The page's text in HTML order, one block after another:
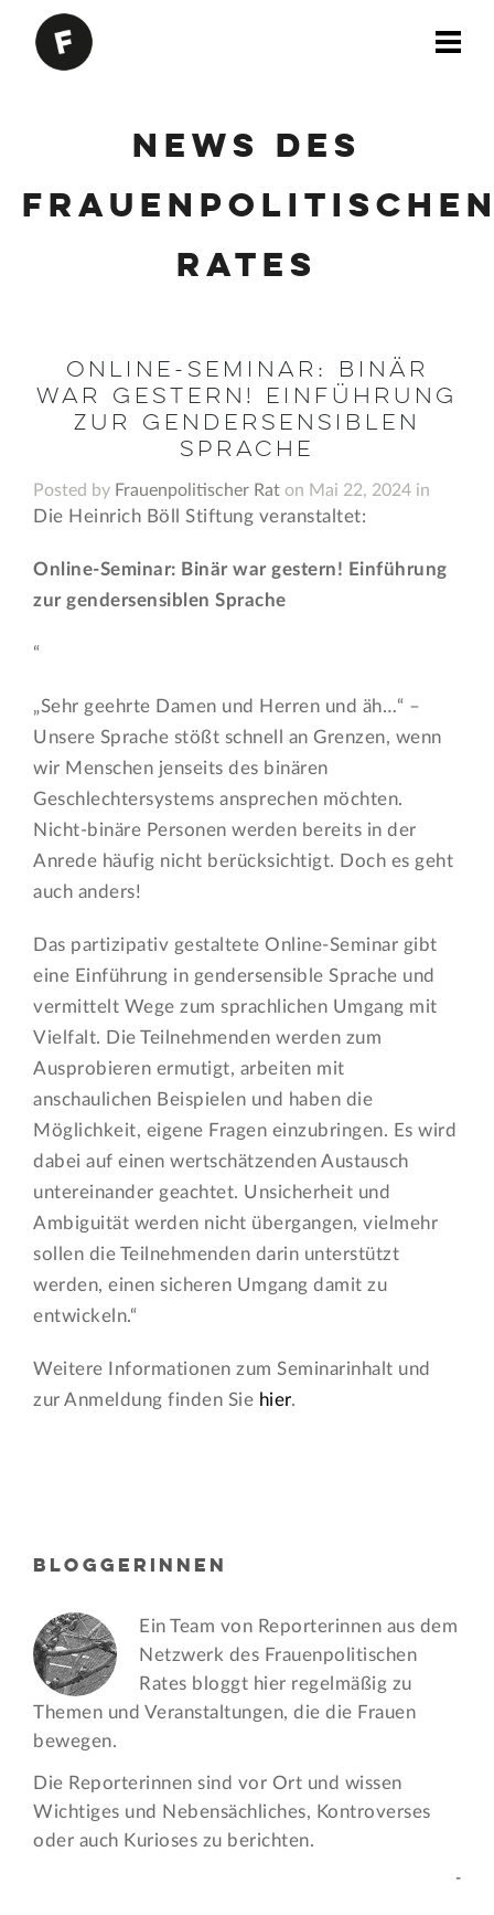
News des
Rates
Online-Seminar: Binär
war gestern! Einführung
zur gendersensiblen
Sprache
Posted by Frauenpolitischer Rat on Mai 22, 2024 in
Die Heinrich Böll Stiftung veranstaltet:
Online-Seminar: Binär war gestern! Einführung
zur gendersensiblen Sprache
“
„Sehr geehrte Damen und Herren und äh…“ –
Unsere Sprache stößt schnell an Grenzen, wenn
wir Menschen jenseits des binären
Geschlechtersystems ansprechen möchten.
Nicht-binäre Personen werden bereits in der
Anrede häufig nicht berücksichtigt. Doch es geht
auch anders!
Das partizipativ gestaltete Online-Seminar gibt
eine Einführung in gendersensible Sprache und
vermittelt Wege zum sprachlichen Umgang mit
Vielfalt. Die Teilnehmenden werden zum
Ausprobieren ermutigt, arbeiten mit
anschaulichen Beispielen und haben die
Möglichkeit, eigene Fragen einzubringen. Es wird
dabei auf einen wertschätzenden Austausch
untereinander geachtet. Unsicherheit und
Ambiguität werden nicht übergangen, vielmehr
sollen die Teilnehmenden darin unterstützt
werden, einen sicheren Umgang damit zu
entwickeln.“
Weitere Informationen zum Seminarinhalt und
zur Anmeldung finden Sie hier.
BLOGGERINNEN
Ein Team von Reporterinnen aus dem
Netzwerk des Frauen­politischen
Rates bloggt hier regelmäßig zu
Themen und Veran­staltungen, die die Frauen
bewegen.
Die Reporterinnen sind vor Ort und wissen
Wichtiges und Nebensächliches, Kontroverses
oder auch Kurioses zu berichten.
-